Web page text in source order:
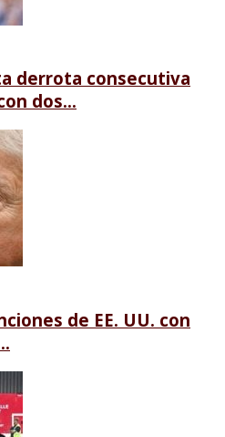
derrota consecutiva
dos...
de EE. UU. con